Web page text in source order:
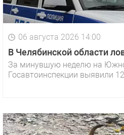
06 августа 2026 14:00
В Челябинской области
За минувшую неделю на
Госавтоинспекции выявили